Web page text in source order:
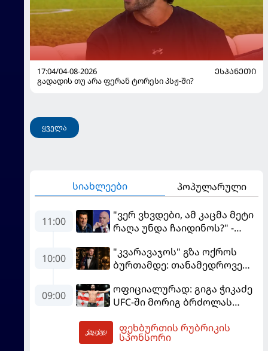
17:04/04-08-2026
ᲔᲡᲞᲐᲜᲔᲗᲘ
გადადის თუ არა ფერან ტორესი პსჟ-ში?
ყველა
სიახლეები პოპულარული
11:00
"ვერ ვხვდები, ამ კაცმა მეტი
რაღა უნდა ჩაიდინოს?" -
გადადგომას მოითხოვს
10:00
"კვარავაჯოს" გზა ოქროს
ბურთამდე: თანამედროვე
09:00
ოფიციალურად: გიგა ჭიკაძე
UFC-ში მორიგ ბრძოლას
ფეხბურთის რუბრიკის
სპონსორი